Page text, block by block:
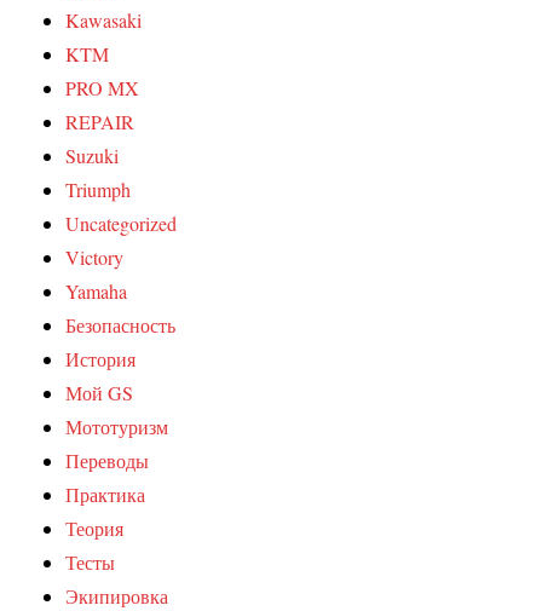
Kawasaki
KTM
PRO MX
REPAIR
Suzuki
Triumph
Uncategorized
Victory
Yamaha
Безопасность
История
Мой GS
Мототуризм
Переводы
Практика
Теория
Тесты
Экипировка